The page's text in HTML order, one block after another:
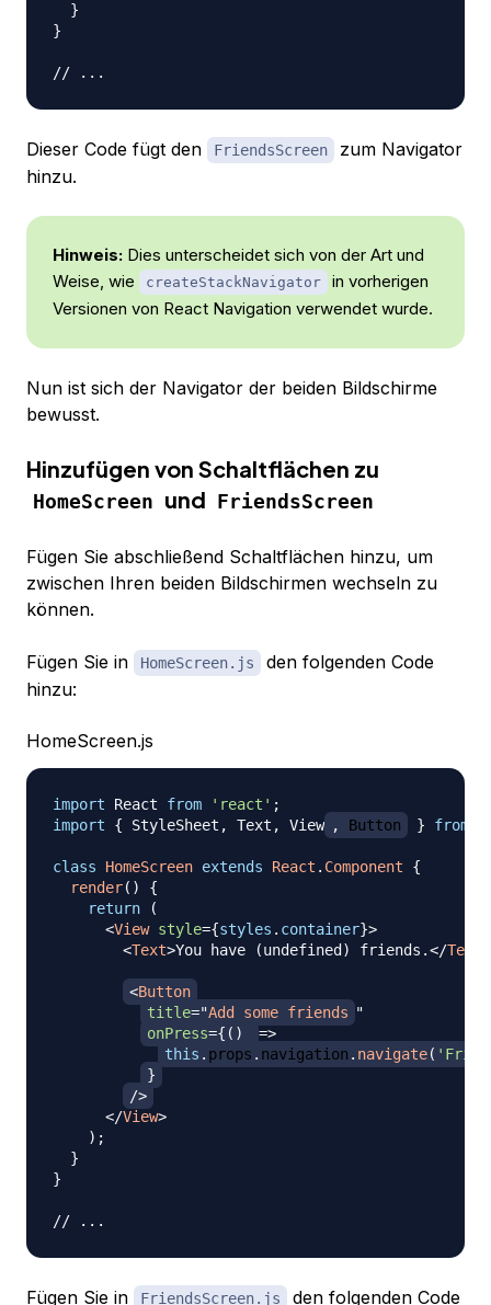
}
}
// ...
Dieser Code fügt den FriendsScreen
zum Navigator
hinzu.
Hinweis: Dies unterscheidet sich von der Art und
Weise, wie
createStackNavigator
in vorherigen
Versionen von React Navigation verwendet wurde.
Nun ist sich der Navigator der beiden Bildschirme
bewusst.
Hinzufügen von Schaltflächen zu
HomeScreen und FriendsScreen
Fügen Sie abschließend Schaltflächen hinzu, um
zwischen Ihren beiden Bildschirmen wechseln zu
können.
Fügen Sie in HomeScreen.js
den folgenden Code
hinzu:
HomeScreen.js
import React from 'react' ;
import
{ StyleSheet , Text , View , Button } from
class HomeScreen extends React . Component
{
render( )
{
return
(
<View style={styles . container}>
<Text>You have (undefined) friends.</Text
<Button
title="Add some friends "
onPress={ ( )
=>
this . props . navigation . navigate(
}
/>
</View>
) ;
}
}
// ...
Fügen Sie in FriendsScreen.js den folgenden Code